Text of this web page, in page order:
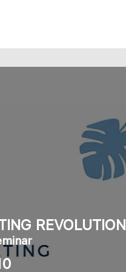
REVOLUTION